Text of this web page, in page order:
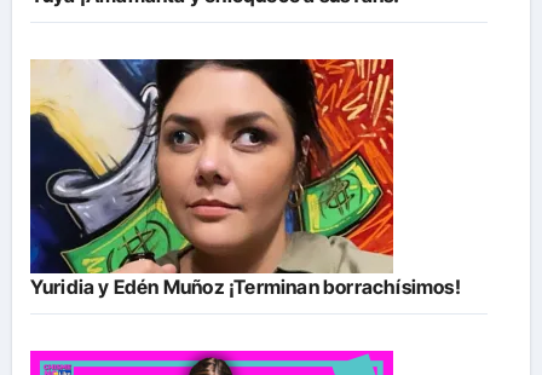
Yuridia y Edén Muñoz ¡Terminan borrachísimos!